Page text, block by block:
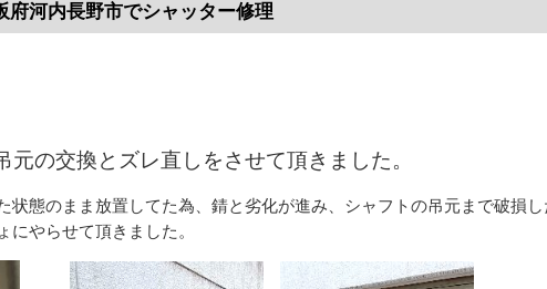
府河内長野市でシャッター修理
の交換とズレ直しをさせて頂きました。
態のまま放置してた為、錆と劣化が進み、シャフトの吊元まで破損
やらせて頂きました。